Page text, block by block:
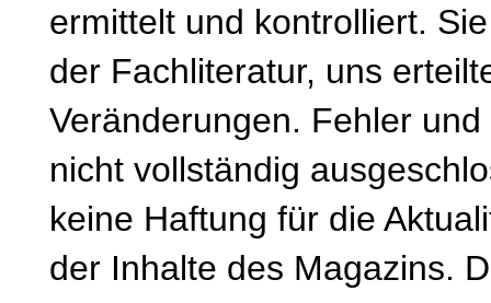
ermittelt und kontrolliert.
der Fachliteratur, uns
Veränderungen. Fehler
nicht vollständig
keine Haftung für die
der Inhalte des Magazins.